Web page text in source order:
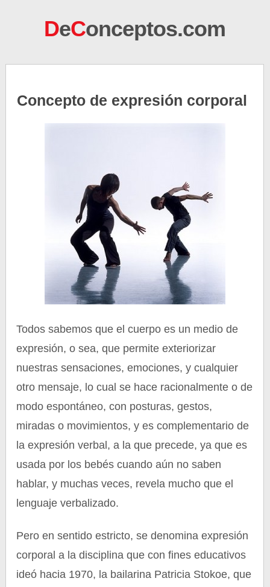
DeConceptos.com
Concepto de expresión corporal
Todos sabemos que el cuerpo es un medio de
expresión, o sea, que permite exteriorizar
nuestras sensaciones, emociones, y cualquier
otro mensaje, lo cual se hace racionalmente o de
modo espontáneo, con posturas, gestos,
miradas o movimientos, y es complementario de
la expresión verbal, a la que precede, ya que es
usada por los bebés cuando aún no saben
hablar, y muchas veces, revela mucho que el
lenguaje verbalizado.
Pero en sentido estricto, se denomina expresión
corporal a la disciplina que con fines educativos
ideó hacia 1970, la bailarina Patricia Stokoe, que